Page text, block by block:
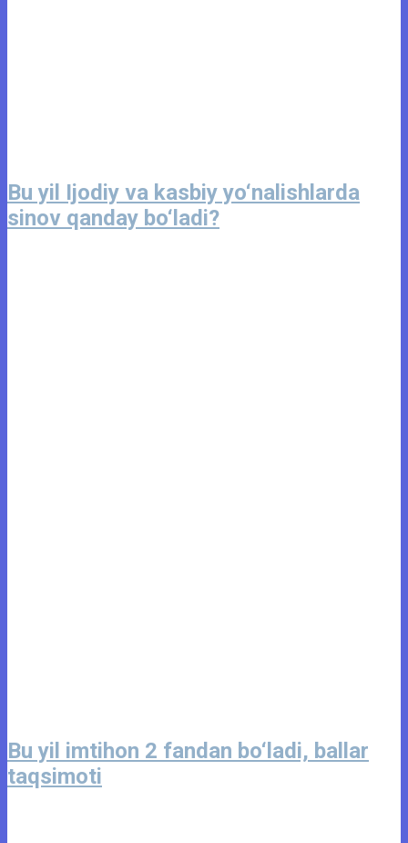
Bu yil Ijodiy va kasbiy yo‘nalishlarda
sinov qanday bo‘ladi?
Bu yil imtihon 2 fandan bo‘ladi, ballar
taqsimoti